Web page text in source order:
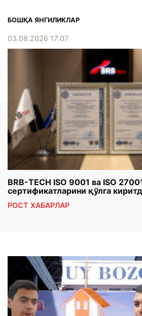
БОШҚА ЯНГИЛИКЛАР
03.08.2026 17:07
BRB-TECH ISO 9001 ва ISO
сертификатларини қўлга
РОСТ ХАБАРЛАР